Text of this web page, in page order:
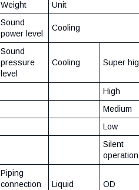
Weight
Unit
Sound
power level
Cooling
Sound
pressure
level
Cooling Super
High
Medium
Low
Silent
operation
Piping
connection
Liquid OD